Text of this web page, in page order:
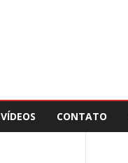
VÍDEOS CONTATO